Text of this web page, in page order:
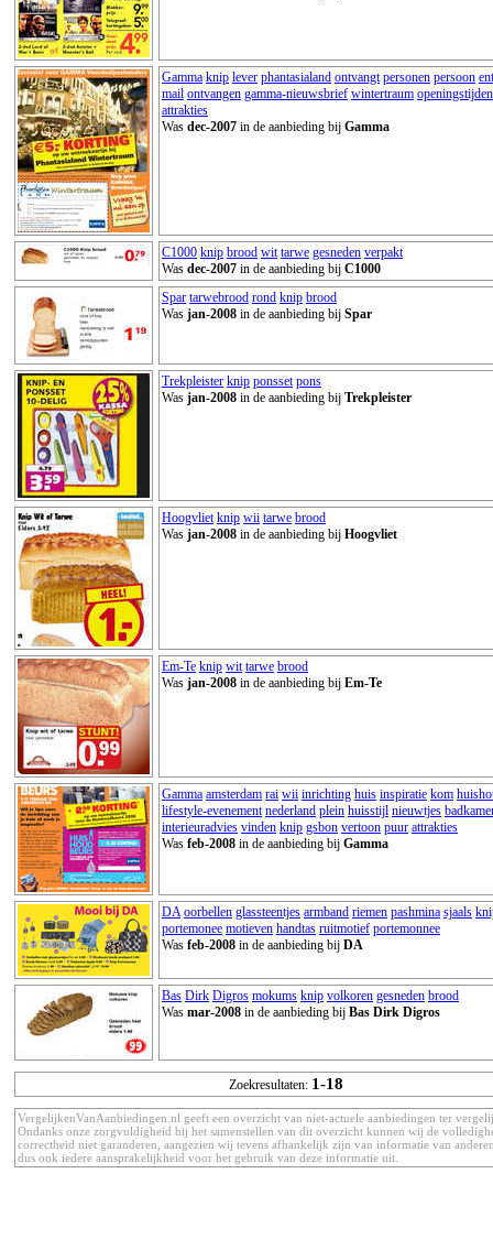
Gamma knip lever phantasialand ontvangt personen persoon
mail ontvangen gamma-nieuwsbrief wintertraum openingstijden
attrakties
Was dec-2007 in de aanbieding bij Gamma
C1000 knip brood wit tarwe gesneden verpakt
Was dec-2007 in de aanbieding bij C1000
Spar tarwebrood rond knip brood
Was jan-2008 in de aanbieding bij Spar
Trekpleister knip ponsset pons
Was jan-2008 in de aanbieding bij Trekpleister
Hoogvliet knip wii tarwe brood
Was jan-2008 in de aanbieding bij Hoogvliet
Em-Te knip wit tarwe brood
Was jan-2008 in de aanbieding bij Em-Te
Gamma amsterdam rai wii inrichting huis inspiratie kom
lifestyle-evenement nederland plein huisstijl nieuwtjes
interieuradvies vinden knip gsbon vertoon puur attrakties
Was feb-2008 in de aanbieding bij Gamma
DA oorbellen glassteentjes armband riemen pashmina sjaals
portemonee motieven handtas ruitmotief portemonnee
Was feb-2008 in de aanbieding bij DA
Bas Dirk Digros mokums knip volkoren gesneden brood
Was mar-2008 in de aanbieding bij Bas Dirk Digros
Zoekresultaten: 1-18
VergelijkenVanAanbiedingen.nl geeft een overzicht van niet-actuele aanbiedingen ter
Ondanks onze zorgvuldigheid bij het samenstellen van dit overzicht kunnen wij de
correctheid niet garanderen, aangezien wij tevens afhankelijk zijn van informatie van
dus ook iedere aansprakelijkheid voor het gebruik van deze informatie uit.